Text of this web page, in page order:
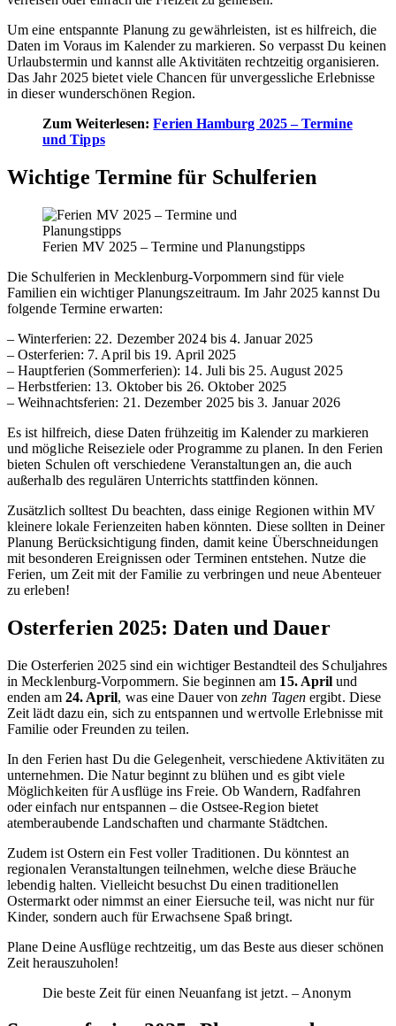
Um eine entspannte Planung zu gewährleisten, ist es hilfreich, die
Daten im Voraus im Kalender zu markieren. So verpasst Du keinen
Urlaubstermin und kannst alle Aktivitäten rechtzeitig organisieren.
Das Jahr 2025 bietet viele Chancen für unvergessliche Erlebnisse
in dieser wunderschönen Region.
Zum Weiterlesen:Ferien Hamburg 2025 – Termine
und Tipps
Wichtige Termine für Schulferien
Ferien MV 2025 – Termine und Planungstipps
Die Schulferien in Mecklenburg-Vorpommern sind für viele
Familien ein wichtiger Planungszeitraum. Im Jahr 2025 kannst Du
folgende Termine erwarten:
– Winterferien: 22. Dezember 2024 bis 4. Januar 2025
– Osterferien: 7. April bis 19. April 2025
– Hauptferien (Sommerferien): 14. Juli bis 25. August 2025
– Herbstferien: 13. Oktober bis 26. Oktober 2025
– Weihnachtsferien: 21. Dezember 2025 bis 3. Januar 2026
Es ist hilfreich, diese Daten frühzeitig im Kalender zu markieren
und mögliche Reiseziele oder Programme zu planen. In den Ferien
bieten Schulen oft verschiedene Veranstaltungen an, die auch
außerhalb des regulären Unterrichts stattfinden können.
Zusätzlich solltest Du beachten, dass einige Regionen within MV
kleinere lokale Ferienzeiten haben könnten. Diese sollten in Deiner
Planung Berücksichtigung finden, damit keine Überschneidungen
mit besonderen Ereignissen oder Terminen entstehen. Nutze die
Ferien, um Zeit mit der Familie zu verbringen und neue Abenteuer
zu erleben!
Osterferien 2025: Daten und Dauer
Die Osterferien 2025 sind ein wichtiger Bestandteil des Schuljahres
in Mecklenburg-Vorpommern. Sie beginnen am 15. April und
enden am 24. April, was eine Dauer vonzehn Tagenergibt. Diese
Zeit lädt dazu ein, sich zu entspannen und wertvolle Erlebnisse mit
Familie oder Freunden zu teilen.
In den Ferien hast Du die Gelegenheit, verschiedene Aktivitäten zu
unternehmen. Die Natur beginnt zu blühen und es gibt viele
Möglichkeiten für Ausflüge ins Freie. Ob Wandern, Radfahren
oder einfach nur entspannen – die Ostsee-Region bietet
atemberaubende Landschaften und charmante Städtchen.
Zudem ist Ostern ein Fest voller Traditionen. Du könntest an
regionalen Veranstaltungen teilnehmen, welche diese Bräuche
lebendig halten. Vielleicht besuchst Du einen traditionellen
Ostermarkt oder nimmst an einer Eiersuche teil, was nicht nur für
Kinder, sondern auch für Erwachsene Spaß bringt.
Plane Deine Ausflüge rechtzeitig, um das Beste aus dieser schönen
Zeit herauszuholen!
Die beste Zeit für einen Neuanfang ist jetzt. – Anonym